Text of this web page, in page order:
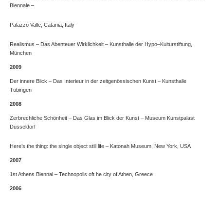
Biennale –
Palazzo Valle, Catania, Italy
Realismus – Das Abenteuer Wirklichkeit – Kunsthalle der Hypo–Kulturstiftung,
München
2009
Der innere Blick – Das Interieur in der zeitgenössischen Kunst – Kunsthalle
Tübingen
2008
Zerbrechliche Schönheit – Das Glas im Blick der Kunst – Museum Kunstpalast
Düsseldorf
Here’s the thing: the single object still life – Katonah Museum, New York, USA
2007
1st Athens Biennal – Technopolis oft he city of Athen, Greece
2006